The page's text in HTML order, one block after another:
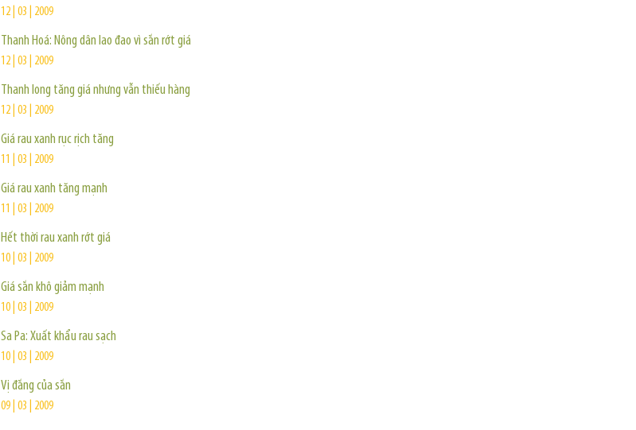
12 | 03 | 2009
Thanh Hoá: Nông dân lao đao vì sắn rớt giá
12 | 03 | 2009
Thanh long tăng giá nhưng vẫn thiếu hàng
12 | 03 | 2009
Giá rau xanh rục rịch tăng
11 | 03 | 2009
Giá rau xanh tăng mạnh
11 | 03 | 2009
Hết thời rau xanh rớt giá
10 | 03 | 2009
Giá sắn khô giảm mạnh
10 | 03 | 2009
Sa Pa: Xuất khẩu rau sạch
10 | 03 | 2009
Vị đắng của sắn
09 | 03 | 2009